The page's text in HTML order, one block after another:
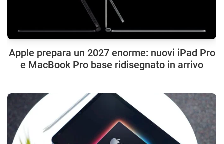
Apple prepara un 2027 enorme: nuovi iPad Pro
e MacBook Pro base ridisegnato in arrivo